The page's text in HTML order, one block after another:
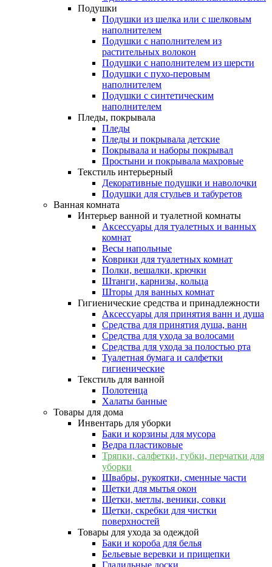
Подушки
Подушки из шелка или с шелковым
наполнителем
Подушки с наполнителем из
растительных волокон
Подушки с наполнителем из шерсти
Подушки с пухо-перовым
наполнителем
Подушки с синтетическим
наполнителем
Пледы, покрывала
Пледы
Пледы и покрывала детские
Покрывала и наборы покрывал
Простыни и покрывала махровые
Текстиль интерьерный
Декоративные подушки и наволочки
Подушки для стульев и табуретов
Ванная комната
Интерьер ванной и туалетной комнаты
Аксессуары для туалетных и ванных
комнат
Весы напольные
Коврики для туалетных комнат
Полки, вешалки, крючки
Штанги, карнизы, кольца
Шторы для ванных комнат
Гигиенические средства и принадлежности
Аксессуары для принятия ванн и душа
Средства для принятия душа, ванн
Средства для ухода за волосами
Средства для ухода за полостью рта
Туалетная бумага и салфетки
гигиенические
Текстиль для ванной
Полотенца
Халаты банные
Товары для дома
Инвентарь для уборки
Баки и корзины для мусора
Ведра пластиковые
Тряпки, салфетки, губки, перчатки для
уборки
Швабры, рукоятки, сменные части
Щетки для мытья окон
Щетки, метлы, веники, совки
Щетки, скребки для чистки
поверхностей
Товары для ухода за одеждой
Баки и короба для белья
Бельевые веревки и прищепки
Гладильные доски